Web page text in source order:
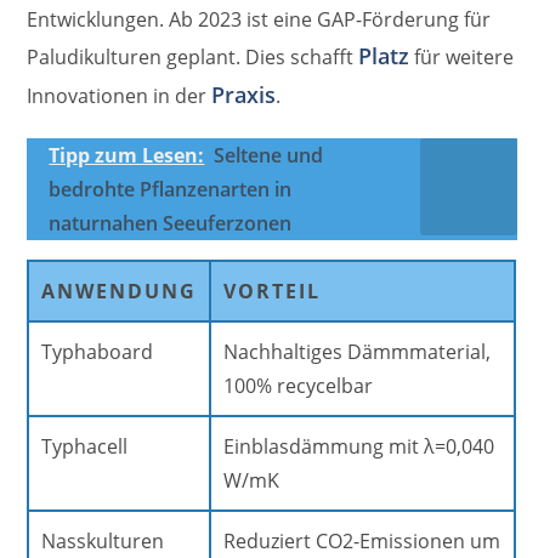
Entwicklungen. Ab 2023 ist eine GAP-Förderung für
Paludikulturen geplant. Dies schafft Platz für weitere
Innovationen in der Praxis.
Tipp zum Lesen: Seltene und
bedrohte Pflanzenarten in
naturnahen Seeuferzonen
ANWENDUNG VORTEIL
Typhaboard
Nachhaltiges Dämmmaterial,
100% recycelbar
Typhacell
Einblasdämmung mit λ=0,040
W/mK
Nasskulturen
Reduziert CO2-Emissionen um